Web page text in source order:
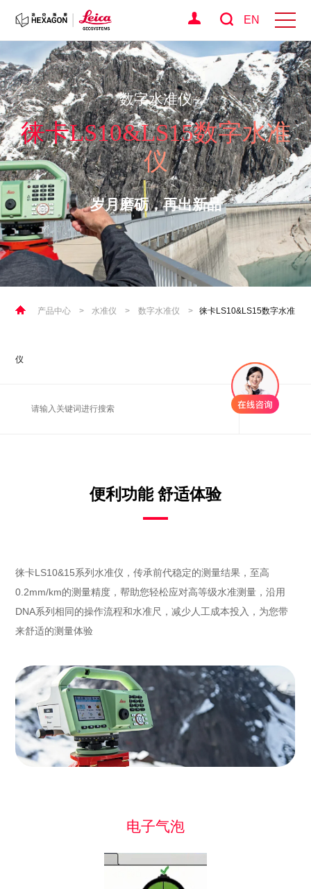
EN
数字水准仪
徕卡LS10&LS15数字水准
仪
岁月磨砺，再出新品
产品中心 > 水准仪 > 数字水准仪 > 徕卡LS10&LS15数字水准
仪
便利功能 舒适体验
徕卡LS10&15系列水准仪，传承前代稳定的测量结果，至高
0.2mm/km的测量精度，帮助您轻松应对高等级水准测量，沿用
DNA系列相同的操作流程和水准尺，减少人工成本投入，为您带
来舒适的测量体验
电子气泡